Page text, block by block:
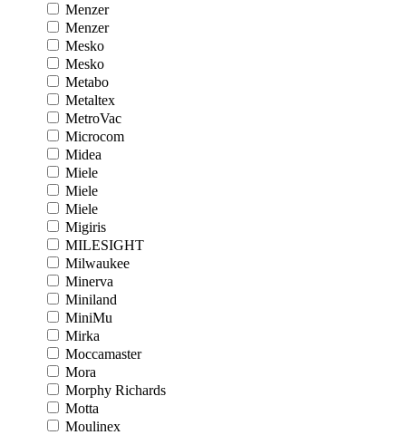
Menzer
Menzer
Mesko
Mesko
Metabo
Metaltex
MetroVac
Microcom
Midea
Miele
Miele
Miele
Migiris
MILESIGHT
Milwaukee
Minerva
Miniland
MiniMu
Mirka
Moccamaster
Mora
Morphy Richards
Motta
Moulinex